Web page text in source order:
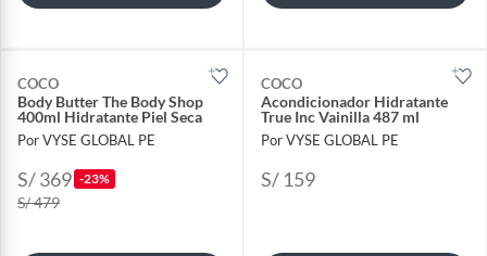
COCO
Body Butter The Body Shop
400ml Hidratante Piel Seca
Por VYSE GLOBAL PE
S/ 369 -23%
S/ 479
COCO
Acondicionador Hidratante
True Inc Vainilla 487 ml
Por VYSE GLOBAL PE
S/ 159